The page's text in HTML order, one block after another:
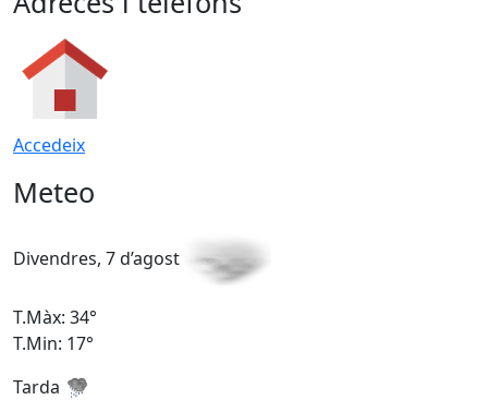
Accedeix
Meteo
Divendres, 7 d’agost
T.Màx: 34°
T.Min: 17°
Tarda